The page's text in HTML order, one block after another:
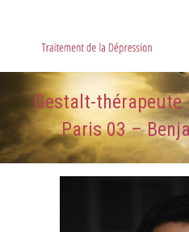
Gestalt-
Paris 03 –